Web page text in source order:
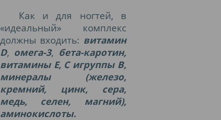
Как и для ногтей, в
«идеальный» комплекс
должны входить: витамин
D, омега-3, бета-каротин,
витамины Е, С игруппы В,
минералы (железо,
кремний, цинк, сера,
медь, селен, магний),
аминокислоты.